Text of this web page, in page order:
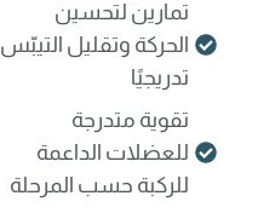
تمارين لتحسين
الحركة وتقليل التيبّس
تدريجيًا
تقوية متدرجة
للعضلات الداعمة
للركبة حسب المرحلة